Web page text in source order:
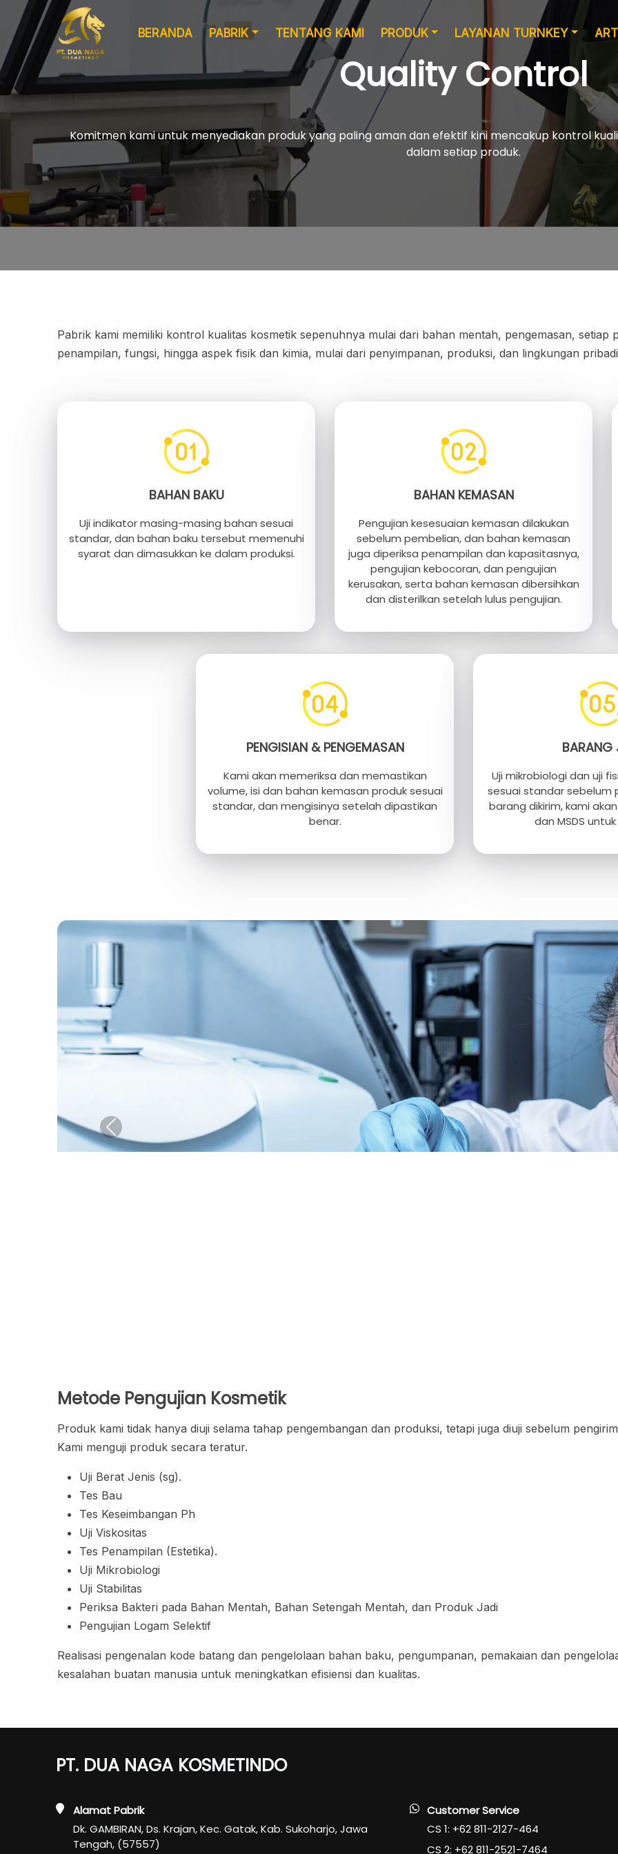
BERANDA PABRIK TENTANG KAMI PRODUK LAYANAN TURNKEY
Quality Control
Komitmen kami untuk menyediakan produk yang paling aman dan efektif kini mencakup kontrol
dalam setiap produk.
Pabrik kami memiliki kontrol kualitas kosmetik sepenuhnya mulai dari bahan mentah, pengemasan, setiap
penampilan, fungsi, hingga aspek fisik dan kimia, mulai dari penyimpanan, produksi, dan lingkungan
BAHAN BAKU
Uji indikator masing-masing bahan sesuai
standar, dan bahan baku tersebut memenuhi
syarat dan dimasukkan ke dalam produksi.
BAHAN KEMASAN
Pengujian kesesuaian kemasan dilakukan
sebelum pembelian, dan bahan kemasan
juga diperiksa penampilan dan kapasitasnya,
pengujian kebocoran, dan pengujian
kerusakan, serta bahan kemasan dibersihkan
dan disterilkan setelah lulus pengujian.
PENGISIAN & PENGEMASAN
Kami akan memeriksa dan memastikan
volume, isi dan bahan kemasan produk sesuai
standar, dan mengisinya setelah dipastikan
benar.
BARANG
Uji mikrobiologi dan uji
sesuai standar sebelum
barang dikirim, kami
dan MSDS
Previous
Metode Pengujian Kosmetik
Produk kami tidak hanya diuji selama tahap pengembangan dan produksi, tetapi juga diuji sebelum
Kami menguji produk secara teratur.
Uji Berat Jenis (sg).
Tes Bau
Tes Keseimbangan Ph
Uji Viskositas
Tes Penampilan (Estetika).
Uji Mikrobiologi
Uji Stabilitas
Periksa Bakteri pada Bahan Mentah, Bahan Setengah Mentah, dan Produk Jadi
Pengujian Logam Selektif
Realisasi pengenalan kode batang dan pengelolaan bahan baku, pengumpanan, pemakaian dan
kesalahan buatan manusia untuk meningkatkan efisiensi dan kualitas.
PT. DUA NAGA KOSMETINDO
Alamat Pabrik
Dk. GAMBIRAN, Ds. Krajan, Kec. Gatak, Kab. Sukoharjo, Jawa
Tengah, (57557)
Customer Service
CS 1: +62 811-2127-464
CS 2: +62 811-2521-7464